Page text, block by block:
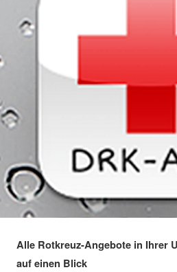
Alle Rotkreuz-Angebote in Ihrer
auf einen Blick